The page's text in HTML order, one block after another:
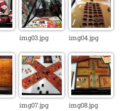
img03.jpg img04.jpg
img07.jpg img08.jpg